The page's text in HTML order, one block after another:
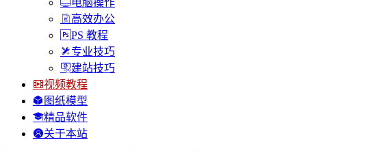
电脑操作
高效办公
PS 教程
专业技巧
建站技巧
视频教程
图纸模型
精品软件
关于本站